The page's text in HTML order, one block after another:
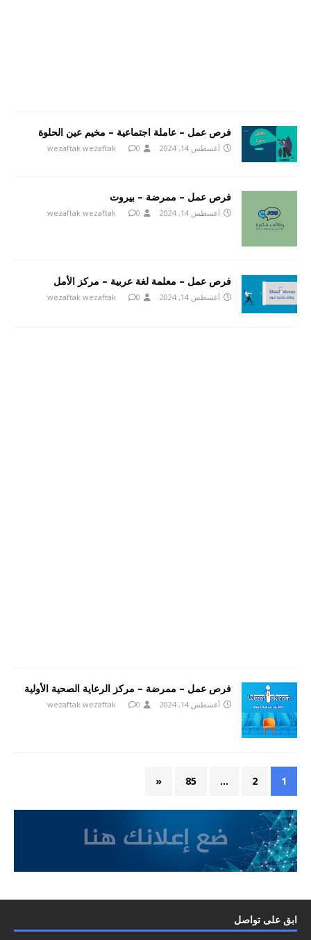
فرص عمل – عاملة اجتماعية – مخيم عين الحلوة
أغسطس 14, 2024 wezaftak wezaftak 0
فرص عمل – ممرضة – بيروت
أغسطس 14, 2024 wezaftak wezaftak 0
فرص عمل – معلمة لغة عربية – مركز الأمل
أغسطس 14, 2024 wezaftak wezaftak 0
فرص عمل – ممرضة – مركز الرعاية الصحية الأولية
أغسطس 14, 2024 wezaftak wezaftak 0
1
2
…
85
«
ابق على تواصل